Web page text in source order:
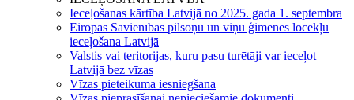
Ieceļošanas kārtība Latvijā no 2025. gada 1. septembra
Eiropas Savienības pilsoņu un viņu ģimenes locekļu
ieceļošana Latvijā
Valstis vai teritorijas, kuru pasu turētāji var ieceļot
Latvijā bez vīzas
Vīzas pieteikuma iesniegšana